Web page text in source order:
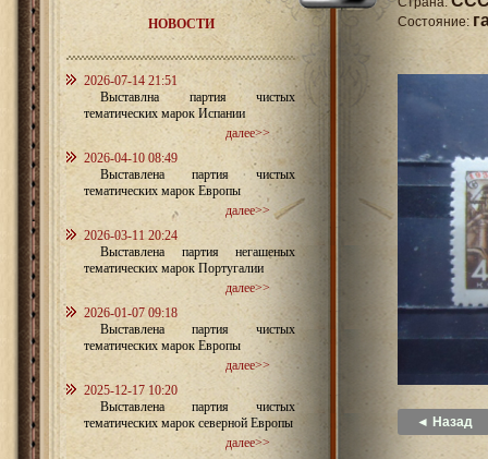
НОВОСТИ
2026-07-14 21:51
Выставлна партия чистых
тематических марок Испании
далее>>
2026-04-10 08:49
Выставлена партия чистых
тематических марок Европы
далее>>
2026-03-11 20:24
Выставлена партия негашеных
тематических марок Португалии
далее>>
2026-01-07 09:18
Выставлена партия чистых
тематических марок Европы
далее>>
2025-12-17 10:20
Выставлена партия чистых
тематических марок северной Европы
далее>>
Состояние:
◄ Назад